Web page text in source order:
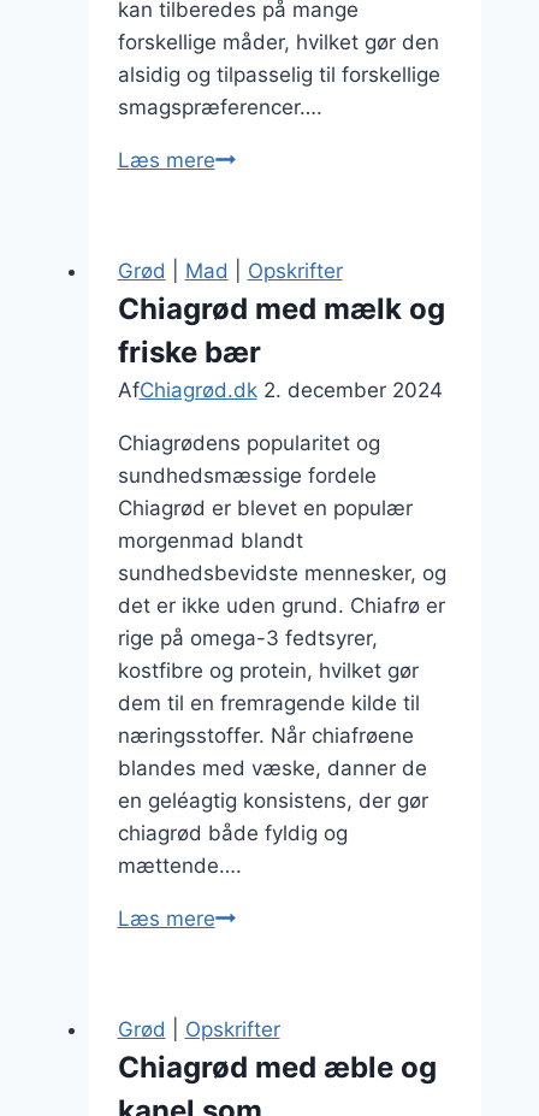
kan tilberedes på mange
forskellige måder, hvilket gør den
alsidig og tilpasselig til forskellige
smagspræferencer….
Læs mereChiagrød
og
kanel
som
sund
dessert
Grød Mad Opskrifter
Chiagrød med mælk og
friske bær
AfChiagrød.dk 2. december 2024
Chiagrødens popularitet og
sundhedsmæssige fordele
Chiagrød er blevet en populær
morgenmad blandt
sundhedsbevidste mennesker, og
det er ikke uden grund. Chiafrø er
rige på omega-3 fedtsyrer,
kostfibre og protein, hvilket gør
dem til en fremragende kilde til
næringsstoffer. Når chiafrøene
blandes med væske, danner de
en geléagtig konsistens, der gør
chiagrød både fyldig og
mættende….
Læs mereChiagrød
friske
bær
Grød Opskrifter
Chiagrød med æble og